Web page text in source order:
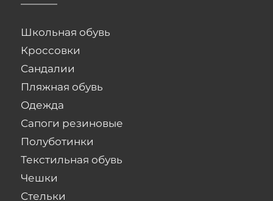
Школьная обувь
Кроссовки
Сандалии
Пляжная обувь
Одежда
Сапоги резиновые
Полуботинки
Текстильная обувь
Чешки
Стельки